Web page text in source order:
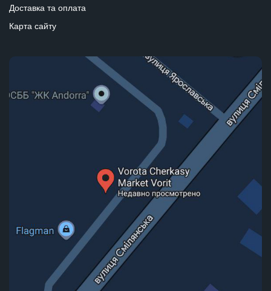
Доставка та оплата
Карта сайту